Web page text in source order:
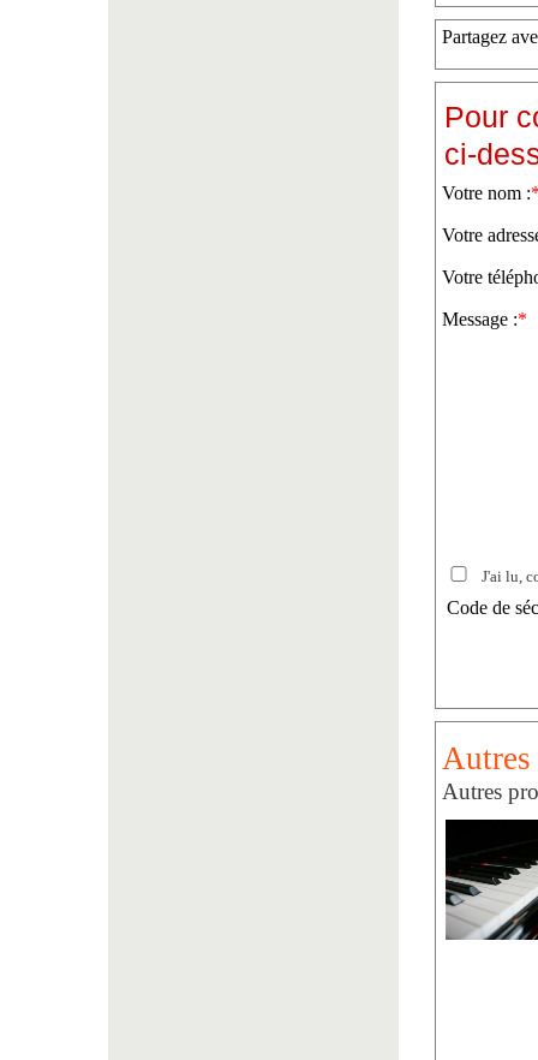
Partagez
Pour
ci-
Votre nom :
Votre
Votre
Message :*
J'ai lu,
Code de
Autres
Autres